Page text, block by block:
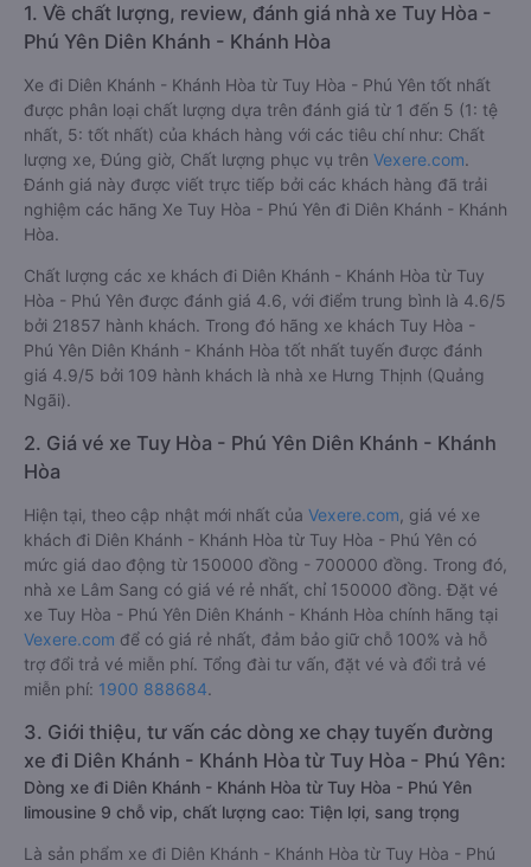
1. Về chất lượng, review, đánh giá nhà xe Tuy Hòa -
Phú Yên Diên Khánh - Khánh Hòa
Xe đi Diên Khánh - Khánh Hòa từ Tuy Hòa - Phú Yên tốt nhất
được phân loại chất lượng dựa trên đánh giá từ 1 đến 5 (1: tệ
nhất, 5: tốt nhất) của khách hàng với các tiêu chí như: Chất
lượng xe, Đúng giờ, Chất lượng phục vụ trên Vexere.com.
Đánh giá này được viết trực tiếp bởi các khách hàng đã trải
nghiệm các hãng Xe Tuy Hòa - Phú Yên đi Diên Khánh - Khánh
Hòa.
Chất lượng các xe khách đi Diên Khánh - Khánh Hòa từ Tuy
Hòa - Phú Yên được đánh giá 4.6, với điểm trung bình là 4.6/5
bởi 21857 hành khách. Trong đó hãng xe khách Tuy Hòa -
Phú Yên Diên Khánh - Khánh Hòa tốt nhất tuyến được đánh
giá 4.9/5 bởi 109 hành khách là nhà xe Hưng Thịnh (Quảng
Ngãi).
2. Giá vé xe Tuy Hòa - Phú Yên Diên Khánh - Khánh
Hòa
Hiện tại, theo cập nhật mới nhất của Vexere.com , giá vé xe
khách đi Diên Khánh - Khánh Hòa từ Tuy Hòa - Phú Yên có
mức giá dao động từ 150000 đồng - 700000 đồng. Trong đó,
nhà xe Lâm Sang có giá vé rẻ nhất, chỉ 150000 đồng. Đặt vé
xe Tuy Hòa - Phú Yên Diên Khánh - Khánh Hòa chính hãng tại
Vexere.com để có giá rẻ nhất, đảm bảo giữ chỗ 100% và hỗ
trợ đổi trả vé miễn phí. Tổng đài tư vấn, đặt vé và đổi trả vé
miễn phí: 1900 888684.
3. Giới thiệu, tư vấn các dòng xe chạy tuyến đường
xe đi Diên Khánh - Khánh Hòa từ Tuy Hòa - Phú Yên:
Dòng xe đi Diên Khánh - Khánh Hòa từ Tuy Hòa - Phú Yên
limousine 9 chỗ vip, chất lượng cao: Tiện lợi, sang trọng
Là sản phẩm xe đi Diên Khánh - Khánh Hòa từ Tuy Hòa - Phú